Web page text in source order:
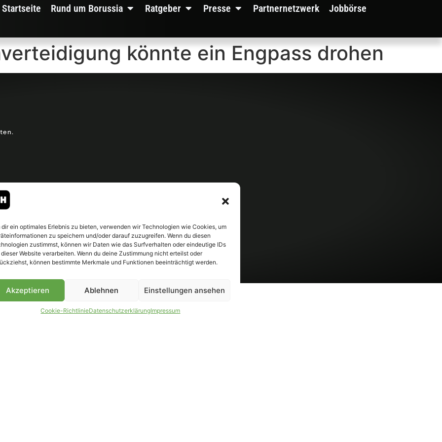
dir ein optimales Erlebnis zu bieten, verwenden wir Technologien wie Cookies, um
zu speichern und/oder darauf zuzugreifen. Wenn du diesen
zustimmst, können wir Daten wie das Surfverhalten oder eindeutige IDs
Website verarbeiten. Wenn du deine Zustimmung nicht erteilst oder
können bestimmte Merkmale und Funktionen beeinträchtigt werden.
Akzeptieren Ablehnen Einstellungen ansehen
Cookie-RichtlinieDatenschutzerklärungImpressum
Startseite Rund um Borussia Ratgeber Presse Partnernetzwerk Jobbörse
könnte ein Engpass drohen